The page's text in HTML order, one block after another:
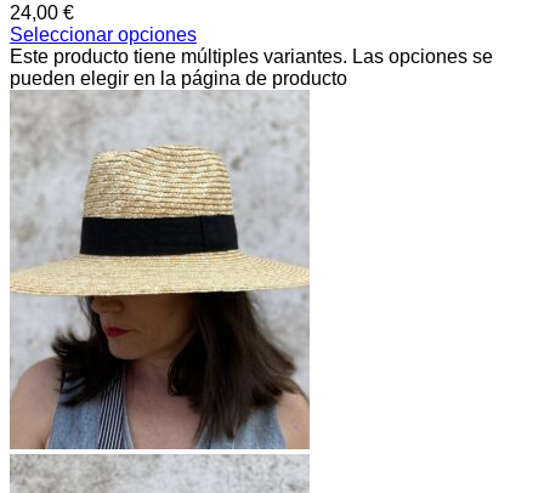
24,00 €
Seleccionar opciones
Este producto tiene múltiples variantes. Las opciones se
pueden elegir en la página de producto